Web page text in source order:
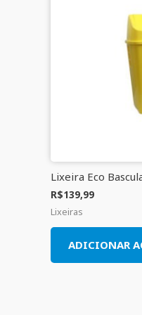
Lixeira Eco
R$139,99
Lixeiras
ADICIONAR